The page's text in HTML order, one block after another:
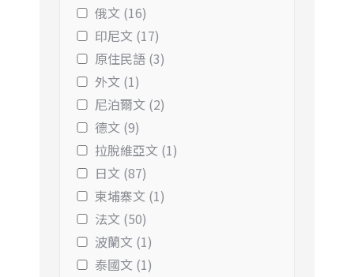
俄文 (16)
印尼文 (17)
原住民語 (3)
外文 (1)
尼泊爾文 (2)
德文 (9)
拉脫維亞文 (1)
日文 (87)
柬埔寨文 (1)
法文 (50)
波蘭文 (1)
泰國文 (1)